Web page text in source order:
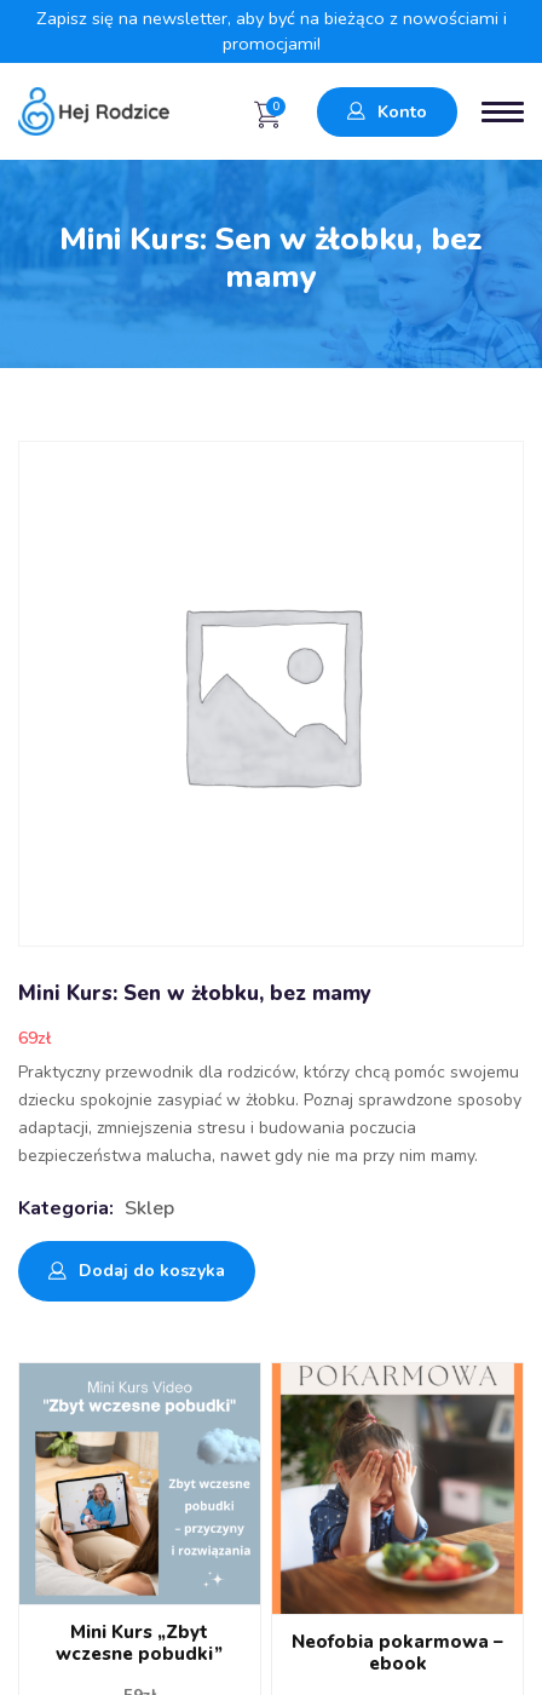
Zapisz się na newsletter, aby być na bieżąco z nowościami i
promocjami!
0 Konto
Mini Kurs: Sen w żłobku, bez
mamy
Mini Kurs: Sen w żłobku, bez mamy
69zł
Praktyczny przewodnik dla rodziców, którzy chcą pomóc swojemu
dziecku spokojnie zasypiać w żłobku. Poznaj sprawdzone sposoby
adaptacji, zmniejszenia stresu i budowania poczucia
bezpieczeństwa malucha, nawet gdy nie ma przy nim mamy.
Kategoria: Sklep
Dodaj do koszyka
Mini Kurs „Zbyt
wczesne pobudki”
Neofobia pokarmowa –
ebook